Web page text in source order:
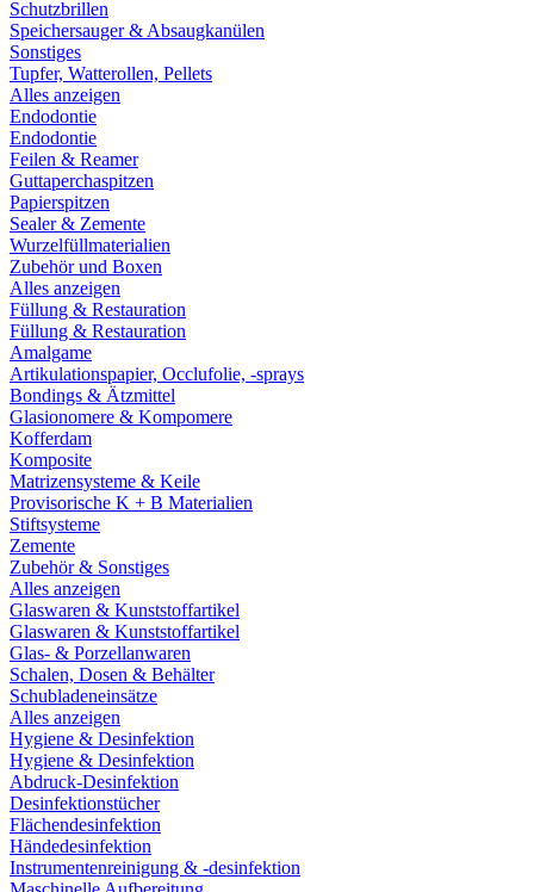
Schutzbrillen
Speichersauger & Absaugkanülen
Sonstiges
Tupfer, Watterollen, Pellets
Alles anzeigen
Endodontie
Endodontie
Feilen & Reamer
Guttaperchaspitzen
Papierspitzen
Sealer & Zemente
Wurzelfüllmaterialien
Zubehör und Boxen
Alles anzeigen
Füllung & Restauration
Füllung & Restauration
Amalgame
Artikulationspapier, Occlufolie, -sprays
Bondings & Ätzmittel
Glasionomere & Kompomere
Kofferdam
Komposite
Matrizensysteme & Keile
Provisorische K + B Materialien
Stiftsysteme
Zemente
Zubehör & Sonstiges
Alles anzeigen
Glaswaren & Kunststoffartikel
Glaswaren & Kunststoffartikel
Glas- & Porzellanwaren
Schalen, Dosen & Behälter
Schubladeneinsätze
Alles anzeigen
Hygiene & Desinfektion
Hygiene & Desinfektion
Abdruck-Desinfektion
Desinfektionstücher
Flächendesinfektion
Händedesinfektion
Instrumentenreinigung & -desinfektion